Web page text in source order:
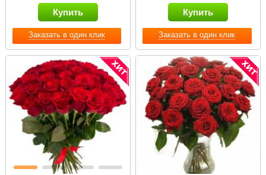
Заказать в один клик
Купить
Заказать в один клик
Купить